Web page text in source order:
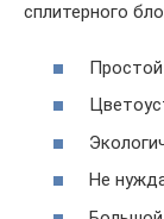
сплитерного
Не